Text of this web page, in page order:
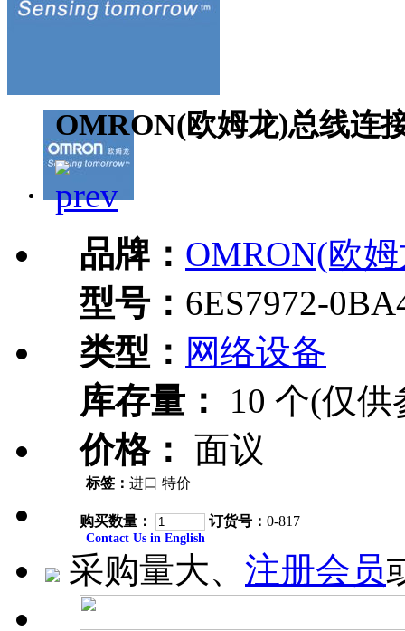
OMRON(欧姆龙)总线连
品牌： OMRON(欧
型号： 6ES7972-
类型： 网络设备
库存量：
10 个(仅供
价格： 面议
标签： 进口 特价
购买数量： 订货号： 0-817
Contact Us in English
采购量大、 注册会员